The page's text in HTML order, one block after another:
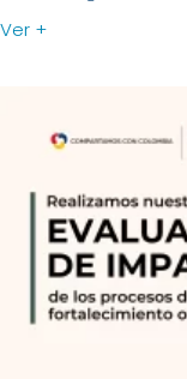
Ver +